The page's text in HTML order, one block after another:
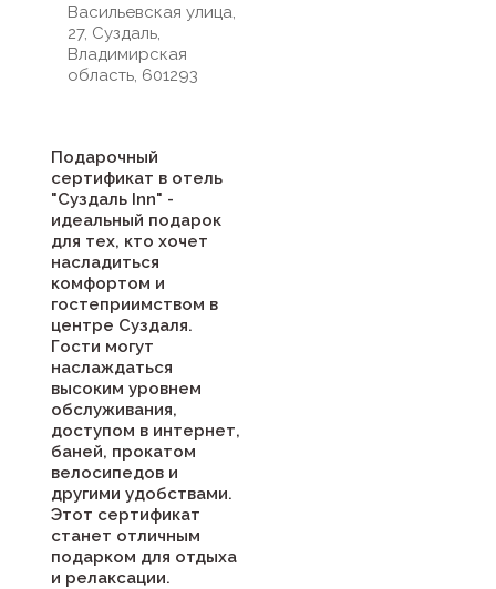
Васильевская улица,
27, Суздаль,
Владимирская
область, 601293
Подарочный
сертификат в отель
"Суздаль Inn" -
идеальный подарок
для тех, кто хочет
насладиться
комфортом и
гостеприимством в
центре Суздаля.
Гости могут
наслаждаться
высоким уровнем
обслуживания,
доступом в интернет,
баней, прокатом
велосипедов и
другими удобствами.
Этот сертификат
станет отличным
подарком для отдыха
и релаксации.